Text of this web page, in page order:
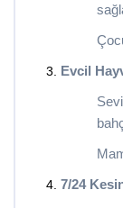
Evcil
7/24